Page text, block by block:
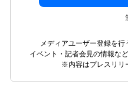
メディアユーザー登録を行
イベント・記者会見の情報な
※内容はプレスリリ